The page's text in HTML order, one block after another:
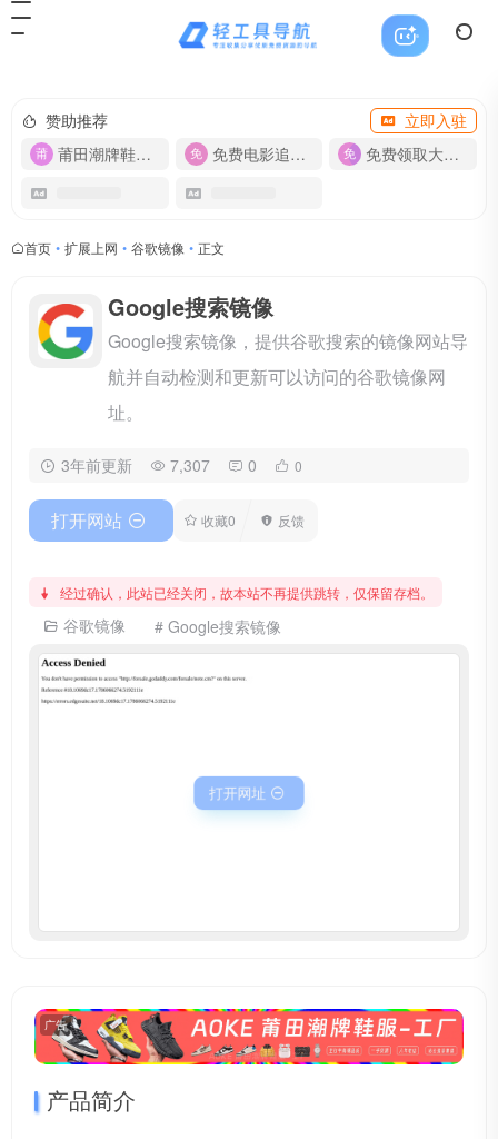
赞助推荐
立即入驻
莆田潮牌鞋服-货源
免费电影追剧APP 免费领取大流量卡【500G】
首页 • 扩展上网 • 谷歌镜像 • 正文
打开网址
Google搜索镜像
Google搜索镜像，提供谷歌搜索的镜像网站导
航并自动检测和更新可以访问的谷歌镜像网
址。
3年前更新 7,307 0 0
打开网站 收藏0 反馈
经过确认，此站已经关闭，故本站不再提供跳转，仅保留存档。
谷歌镜像 # Google搜索镜像
广告
产品简介